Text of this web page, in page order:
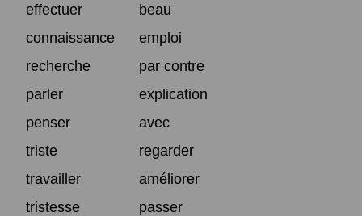
effectuer
beau
connaissance
emploi
recherche
par contre
parler
explication
penser
avec
triste
regarder
travailler
améliorer
tristesse
passer